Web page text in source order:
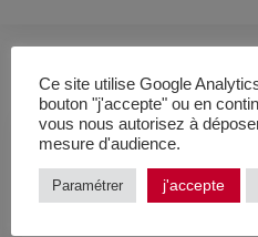
Identification d’un
Ce site utilise Google
bouton "j'accepte" ou en
vous nous autorisez à
mesure d'audience.
Paramétrer j'accepte